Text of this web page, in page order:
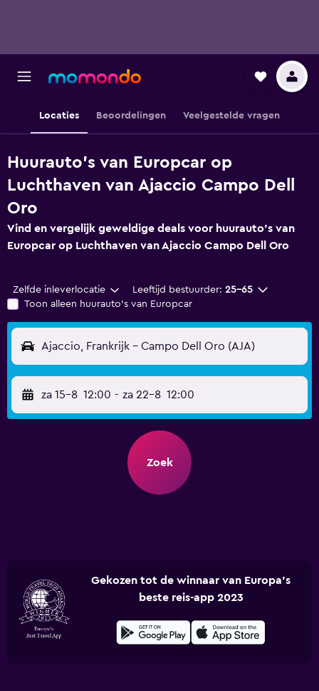
Locaties Beoordelingen Veelgestelde vragen
Huurauto's van Europcar op
Luchthaven van Ajaccio Campo Dell
Oro
Vind en vergelijk geweldige deals voor huurauto's van
Europcar op Luchthaven van Ajaccio Campo Dell Oro
Zelfde inleverlocatie Leeftijd bestuurder: 25-65
Toon alleen huurauto's van Europcar
Ajaccio, Frankrijk - Campo Dell Oro (AJA)
za 15-8 12:00 - za 22-8 12:00
Zoek
Gekozen tot de winnaar van Europa's
beste reis-app 2023